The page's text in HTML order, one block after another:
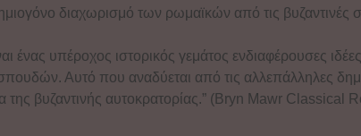
διαχωρισμό των ρωμαϊκών από τις
ένας υπέροχος ιστορικός γεμάτος ενδιαφέρουσες
Αυτό που αναδύεται από τις αλλεπάλληλες
της βυζαντινής αυτοκρατορίας.” (Bryn Mawr Classical